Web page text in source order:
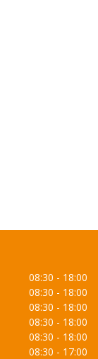
08:30 - 18:00
08:30 - 18:00
08:30 - 18:00
08:30 - 18:00
08:30 - 18:00
08:30 - 17:00